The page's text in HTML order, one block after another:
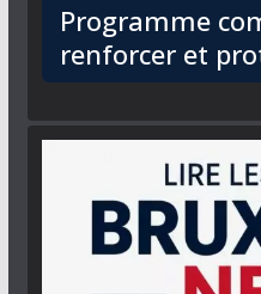
Programme
renforcer et